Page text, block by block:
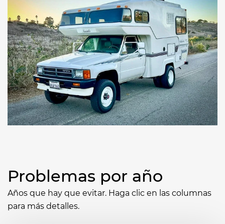
Problemas por año
Años que hay que evitar. Haga clic en las columnas
para más detalles.